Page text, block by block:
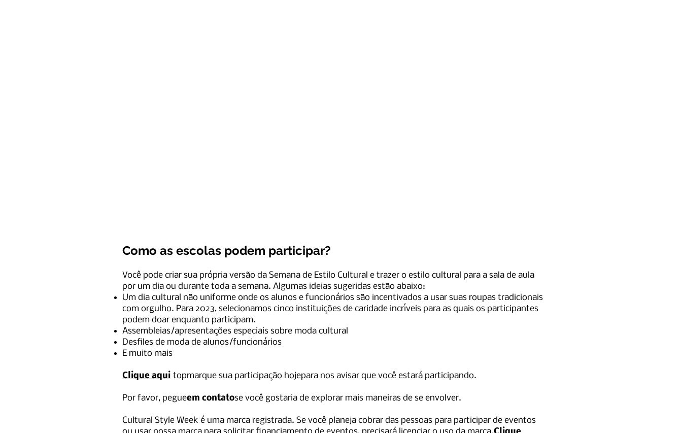
Como as escolas podem participar?
Você pode criar sua própria versão da Semana de Estilo Cultural e trazer o estilo cultural para a sala de aula
por um dia ou durante toda a semana. Algumas ideias sugeridas estão abaixo:
Um dia cultural não uniforme onde os alunos e funcionários são incentivados a usar suas roupas tradicionais
com orgulho. Para 2023, selecionamos cinco instituições de caridade incríveis para as quais os participantes
podem doar enquanto participam.
Assembleias/apresentações especiais sobre moda cultural
Desfiles de moda de alunos/funcionários
E muito mais
Clique aqui topmarque sua participação hojepara nos avisar que você estará participando.
Por favor, pegueem contatose você gostaria de explorar mais maneiras de se envolver.
Cultural Style Week é uma marca registrada. Se você planeja cobrar das pessoas para participar de eventos